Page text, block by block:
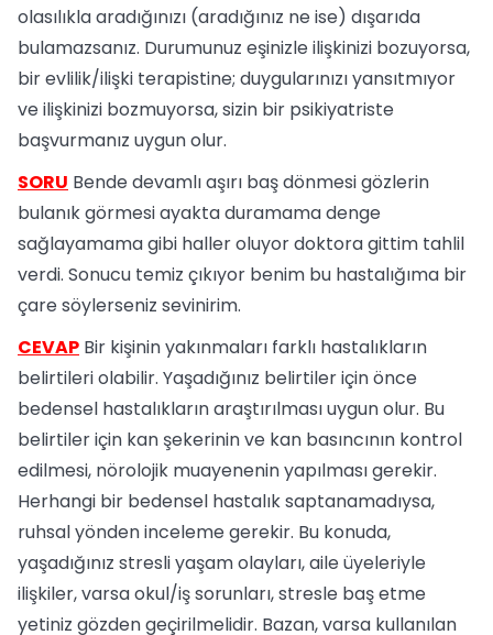
olasılıkla aradığınızı (aradığınız ne ise) dışarıda
bulamazsanız. Durumunuz eşinizle ilişkinizi bozuyorsa,
bir evlilik/ilişki terapistine; duygularınızı yansıtmıyor
ve ilişkinizi bozmuyorsa, sizin bir psikiyatriste
başvurmanız uygun olur.
SORU Bende devamlı aşırı baş dönmesi gözlerin
bulanık görmesi ayakta duramama denge
sağlayamama gibi haller oluyor doktora gittim tahlil
verdi. Sonucu temiz çıkıyor benim bu hastalığıma bir
çare söylerseniz sevinirim.
CEVAP Bir kişinin yakınmaları farklı hastalıkların
belirtileri olabilir. Yaşadığınız belirtiler için önce
bedensel hastalıkların araştırılması uygun olur. Bu
belirtiler için kan şekerinin ve kan basıncının kontrol
edilmesi, nörolojik muayenenin yapılması gerekir.
Herhangi bir bedensel hastalık saptanamadıysa,
ruhsal yönden inceleme gerekir. Bu konuda,
yaşadığınız stresli yaşam olayları, aile üyeleriyle
ilişkiler, varsa okul/iş sorunları, stresle baş etme
yetiniz gözden geçirilmelidir. Bazan, varsa kullanılan